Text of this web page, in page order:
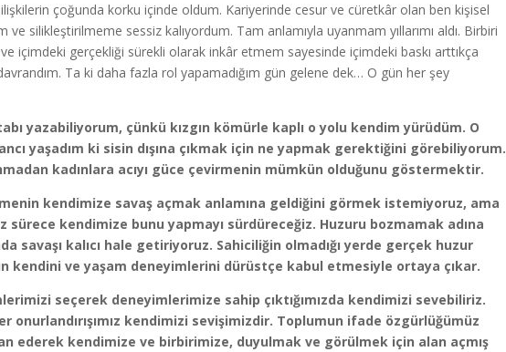
çoğunda korku içinde oldum. Kariyerinde cesur ve cüretkâr olan ben kişisel
silikleştirilmeme sessiz kalıyordum. Tam anlamıyla uyanmam yıllarımı aldı. Birbiri
ve içimdeki gerçekliği sürekli olarak inkâr etmem sayesinde içimdeki baskı arttıkça
Ta ki daha fazla rol yapamadığım gün gelene dek… O gün her şey
yazabiliyorum, çünkü kızgın kömürle kaplı o yolu kendim yürüdüm. O
yaşadım ki sisin dışına çıkmak için ne yapmak gerektiğini görebiliyorum.
kadınlara acıyı güce çevirmenin mümkün olduğunu göstermektir.
kendimize savaş açmak anlamına geldiğini görmek istemiyoruz, ama
sürece kendimize bunu yapmayı sürdüreceğiz. Huzuru bozmamak adına
savaşı kalıcı hale getiriyoruz. Sahiciliğin olmadığı yerde gerçek huzur
kendini ve yaşam deneyimlerini dürüstçe kabul etmesiyle ortaya çıkar.
seçerek deneyimlerimize sahip çıktığımızda kendimizi sevebiliriz.
onurlandırışımız kendimizi sevişimizdir. Toplumun ifade özgürlüğümüz
ederek kendimize ve birbirimize, duyulmak ve görülmek için alan açmış